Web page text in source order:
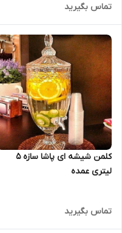
تماس بگیرید
کلمن شیشه ای پاشا سازه 5
لیتری عمده
تماس بگیرید